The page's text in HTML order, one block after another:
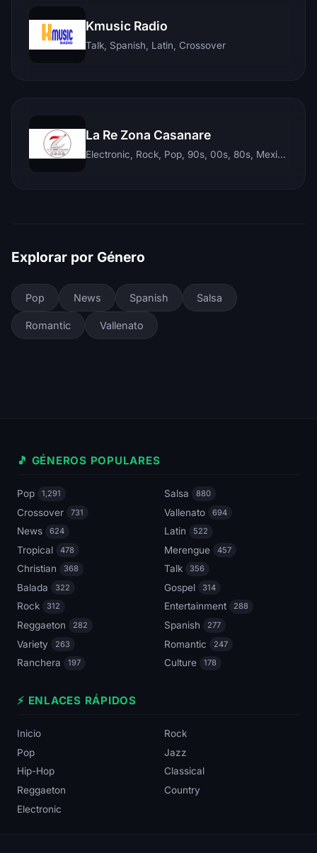
Kmusic Radio
Talk, Spanish, Latin, Crossover
La Re Zona Casanare
Electronic, Rock, Pop, 90s, 00s, 80s, Mexican, Ranchera, Reggaeton, Instrumental, Salsa, Merengue, Tropical, Romantic, Vallenato, Llanera
Explorar por Género
Pop News Spanish Salsa
Romantic Vallenato
🎵 GÉNEROS POPULARES
Pop 1,291 Salsa 880
Crossover 731 Vallenato 694
News 624 Latin 522
Tropical 478 Merengue 457
Christian 368 Talk 356
Balada 322 Gospel 314
Rock 312 Entertainment 288
Reggaeton 282 Spanish 277
Variety 263 Romantic 247
Ranchera 197 Culture 178
⚡ ENLACES RÁPIDOS
Inicio
Rock
Pop
Jazz
Hip-Hop
Classical
Reggaeton
Country
Electronic